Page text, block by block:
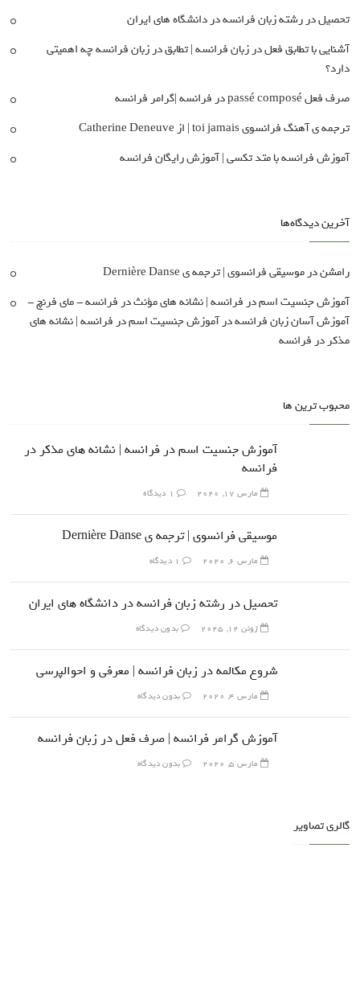
تحصیل در رشته زبان فرانسه در دانشگاه های ایران
آشنایی با تطابق فعل در زبان فرانسه | تطابق در زبان فرانسه چه اهمیتی
دارد؟
صرف فعل passé composé در فرانسه |گرامر فرانسه
ترجمه ی آهنگ فرانسوی toi jamais | از Catherine Deneuve
آموزش فرانسه با متد تکسی | آموزش رایگان فرانسه
آخرین دیدگاه‌ها
رامشندرموسیقی فرانسوی | ترجمه ی Dernière Danse
آموزش جنسیت اسم در فرانسه | نشانه های مؤنث در فرانسه - مای فرنچ -
آموزش آسان زبان فرانسهدرآموزش جنسیت اسم در فرانسه | نشانه های
مذکر در فرانسه
محبوب ترین ها
آموزش جنسیت اسم در فرانسه | نشانه های مذکر در
فرانسه
مارس 17, 2020 1 دیدگاه
موسیقی فرانسوی | ترجمه ی Dernière Danse
مارس 6, 2020 1 دیدگاه
تحصیل در رشته زبان فرانسه در دانشگاه های ایران
ژوئن 12, 2025 بدون دیدگاه
شروع مکالمه در زبان فرانسه | معرفی و احوالپرسی
مارس 4, 2020 بدون دیدگاه
آموزش گرامر فرانسه | صرف فعل در زبان فرانسه
مارس 5, 2020 بدون دیدگاه
گالری تصاویر